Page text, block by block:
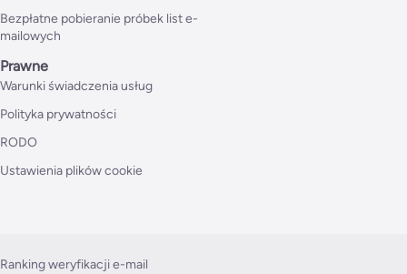
Bezpłatne pobieranie próbek list e-
mailowych
Prawne
Warunki świadczenia usług
Polityka prywatności
RODO
Ustawienia plików cookie
Ranking weryfikacji e-mail